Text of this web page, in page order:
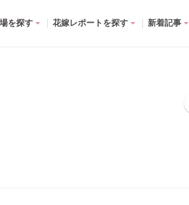
を探す 花嫁レポートを探す 新着記事